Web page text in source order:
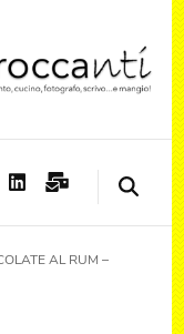
AL RUM –